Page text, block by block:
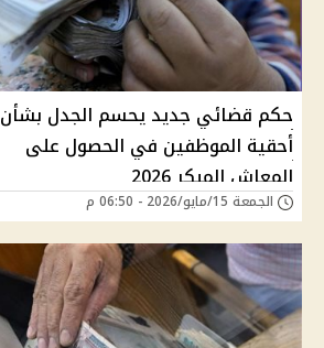
حكم قضائي جديد يحسم الجدل بشأن
أحقية الموظفين في الحصول على
المعاش المبكر 2026
الجمعة 15/مايو/2026 - 06:50 م